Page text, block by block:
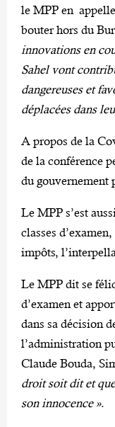
le MPP en
bouter hors du
innovations en
Sahel vont
dangereuses et
déplacées dans
A propos de la
de la conférence
du gouvernement
Le MPP s’est
classes
impôts,
Le MPP dit se
d’examen et
dans sa décision
l’administration
Claude Bouda,
droit soit dit et
son innocence ».